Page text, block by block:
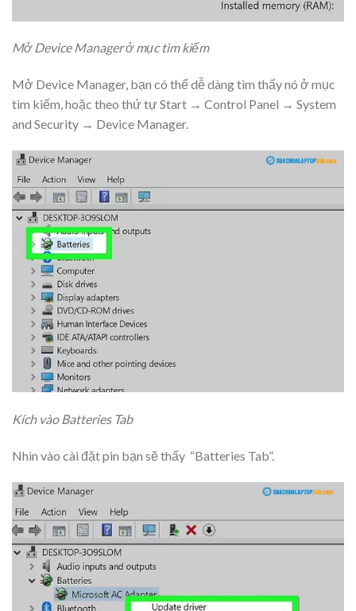
Mở Device Manager ở mục tìm kiếm
Mở Device Manager, bạn có thể dễ dàng tìm thấy nó ở mục
tìm kiếm, hoặc theo thứ tự Start → Control Panel → System
and Security → Device Manager.
Kích vào Batteries Tab
Nhìn vào cài đặt pin bạn sẽ thấy “Batteries Tab”.